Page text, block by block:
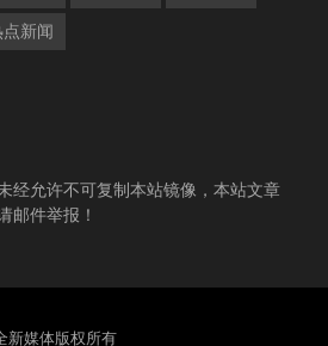
点新闻
经允许不可复制本站镜像，本站文章
邮件举报！
新媒体版权所有